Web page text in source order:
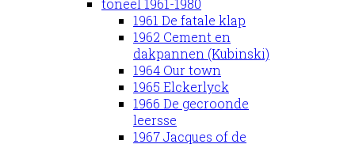
toneel 1961-1980
1961 De fatale klap
1962 Cement en
dakpannen (Kubinski)
1964 Our town
1965 Elckerlyck
1966 De gecroonde
leersse
1967 Jacques of de